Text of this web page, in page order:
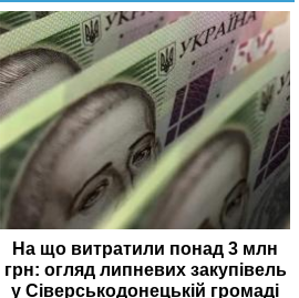
На що витратили понад 3 млн
грн: огляд липневих закупівель
у Сіверськодонецькій громаді